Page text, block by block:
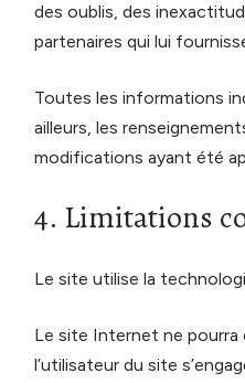
des oublis, des
partenaires qui lui
Toutes les informations
ailleurs, les
modifications ayant été
4. Limitations
Le site utilise la
Le site Internet ne pourra
l’utilisateur du site